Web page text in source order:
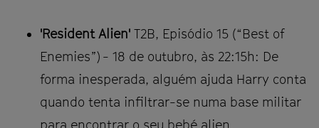
'Resident Alien' T2B, Episódio 15 (“Best of
Enemies”) - 18 de outubro, às 22:15h: De
forma inesperada, alguém ajuda Harry conta
quando tenta infiltrar-se numa base militar
para encontrar o seu bebé alien.